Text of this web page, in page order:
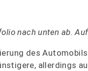
nach unten ab.
des
allerdings